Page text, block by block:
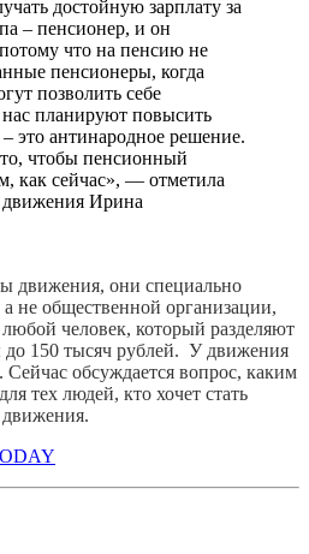
достойную зарплату за
– пенсионер, и он
что на пенсию не
пенсионеры, когда
позволить себе
планируют повысить
это антинародное решение.
чтобы пенсионный
как сейчас», — отметила
движения Ирина
движения, они специально
не общественной организации,
человек, который разделяют
150 тысяч рублей. У движения
Сейчас обсуждается вопрос, каким
тех людей, кто хочет стать